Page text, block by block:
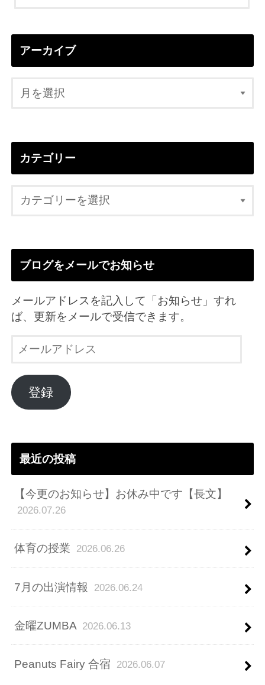
アーカイブ
カテゴリー
ブログをメールでお知らせ
メールアドレスを記入して「お知らせ」すれ
ば、更新をメールで受信できます。
ル
ア
ド
登録
最近の投稿
【今更のお知らせ】お休み中です【長文】
2026.07.26
体育の授業 2026.06.26
7月の出演情報 2026.06.24
金曜ZUMBA 2026.06.13
Peanuts Fairy 合宿 2026.06.07